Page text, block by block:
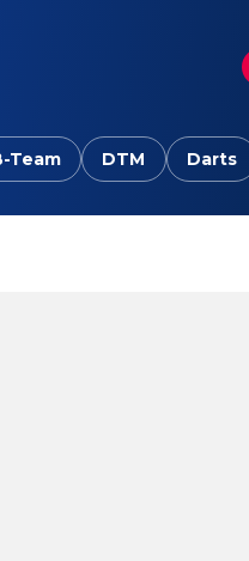
Team DTM Darts